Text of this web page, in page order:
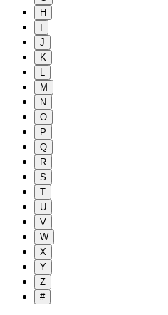
H
J
K
L
M
N
O
P
Q
R
S
T
U
V
W
X
Y
Z
#